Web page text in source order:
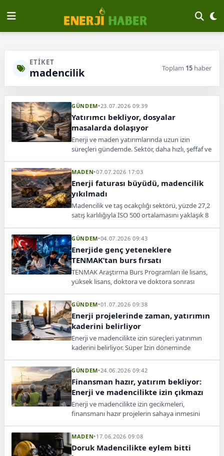
ETIKET
madencilik Toplam 15 haber
GÜNDEM•23.07.2026 09:39
Yatırımcı bekliyor, dosyalar
masalarda dolaşıyor
Enerji ve maden yatırımlarında uzun izin
süreçleri gündemde. Sektör, daha hızlı, şeffaf ve
MADEN•07.07.2026 17:03
Enerji faturası büyüdü, madencilik
yıkılmadı
Madencilik ve taş ocakçılığı sektörü, yüzde 27,2
satış karlılığıyla İSO 500 ortalamasını yaklaşık 8
GÜNDEM•04.07.2026 09:43
Enerjide genç yeteneklere
TENMAK’tan burs fırsatı
TENMAK Araştırma Burs Programları ile lisans,
yüksek lisans, doktora ve doktora sonrası
desteği sağlanacak.
GÜNDEM•01.07.2026 09:38
Enerji projelerinde zaman, yatırımın
kaderini belirliyor
Enerji ve madencilikte izin süreçleri yatırımın
kaderini belirliyor. Süper İzin döneminde
GÜNDEM•24.06.2026 09:42
Finansman hazır, yatırım bekliyor:
Enerji ve madencilikte izin çıkmazı
Enerji ve madencilikte izin gecikmeleri,
finansmanı hazır projelerin sahaya inmesini
MADEN•17.06.2026 09:08
Doruk Madencilikte eylem bitti